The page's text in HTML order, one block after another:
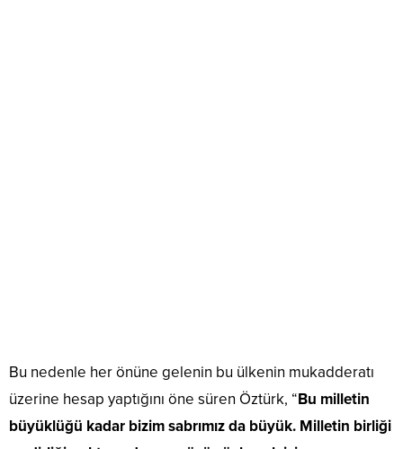
Bu nedenle her önüne gelenin bu ülkenin mukadderatı
üzerine hesap yaptığını öne süren Öztürk, “Bu milletin
büyüklüğü kadar bizim sabrımız da büyük. Milletin birliği